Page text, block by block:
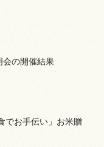
会の開催結果
でお手伝い」お米贈